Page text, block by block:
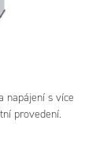
napájení s více
provedení.